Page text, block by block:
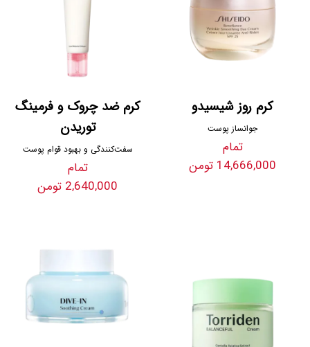
کرم روز شیسیدو
جوانساز پوست
تمام
14,666,000 تومن
کرم ضد چروک و فرمینگ
توریدن
سفت‌کنندگی و بهبود قوام پوست
تمام
2,640,000 تومن